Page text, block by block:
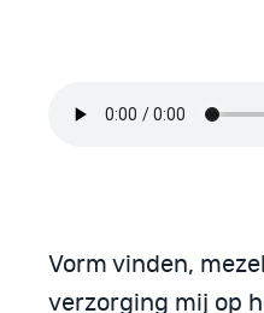
Vorm vinden,
verzorging mij op